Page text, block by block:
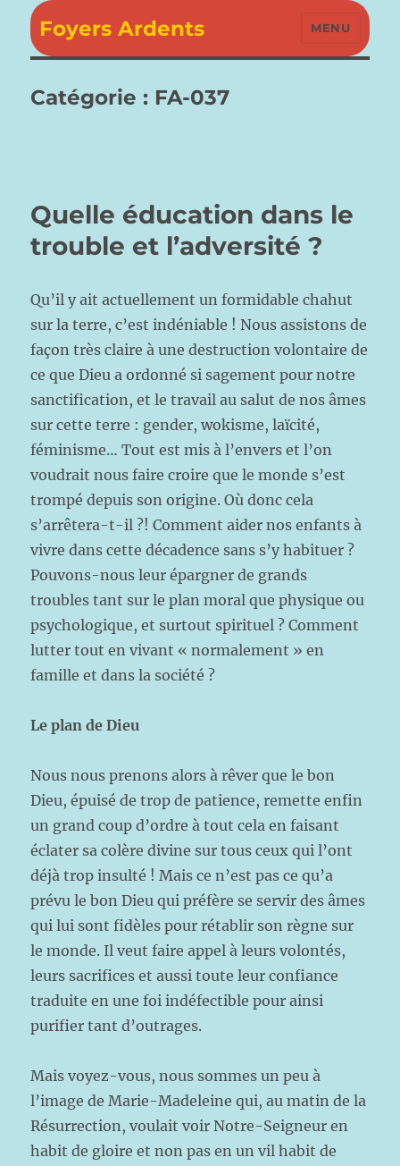
Foyers Ardents MENU
Catégorie : FA-037
Quelle éducation dans le
trouble et l’adversité ?
Qu’il y ait actuellement un formidable chahut
sur la terre, c’est indéniable ! Nous assistons de
façon très claire à une destruction volontaire de
ce que Dieu a ordonné si sagement pour notre
sanctification, et le travail au salut de nos âmes
sur cette terre : gender, wokisme, laïcité,
féminisme… Tout est mis à l’envers et l’on
voudrait nous faire croire que le monde s’est
trompé depuis son origine. Où donc cela
s’arrêtera-t-il ?! Comment aider nos enfants à
vivre dans cette décadence sans s’y habituer ?
Pouvons-nous leur épargner de grands
troubles tant sur le plan moral que physique ou
psychologique, et surtout spirituel ? Comment
lutter tout en vivant « normalement » en
famille et dans la société ?
Le plan de Dieu
Nous nous prenons alors à rêver que le bon
Dieu, épuisé de trop de patience, remette enfin
un grand coup d’ordre à tout cela en faisant
éclater sa colère divine sur tous ceux qui l’ont
déjà trop insulté ! Mais ce n’est pas ce qu’a
prévu le bon Dieu qui préfère se servir des âmes
qui lui sont fidèles pour rétablir son règne sur
le monde. Il veut faire appel à leurs volontés,
leurs sacrifices et aussi toute leur confiance
traduite en une foi indéfectible pour ainsi
purifier tant d’outrages.
Mais voyez-vous, nous sommes un peu à
l’image de Marie-Madeleine qui, au matin de la
Résurrection, voulait voir Notre-Seigneur en
habit de gloire et non pas en un vil habit de